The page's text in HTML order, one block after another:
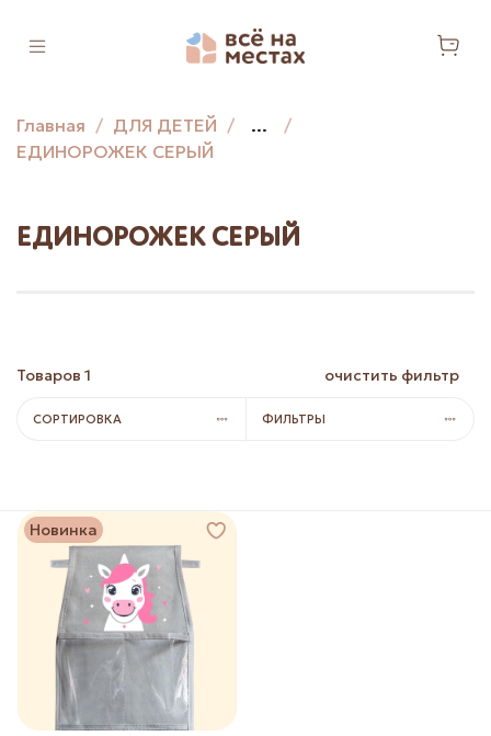
Главная ДЛЯ ДЕТЕЙ
...
ЕДИНОРОЖЕК СЕРЫЙ
ЕДИНОРОЖЕК СЕРЫЙ
Товаров 1 очистить фильтр
СОРТИРОВКА ФИЛЬТРЫ
Новинка